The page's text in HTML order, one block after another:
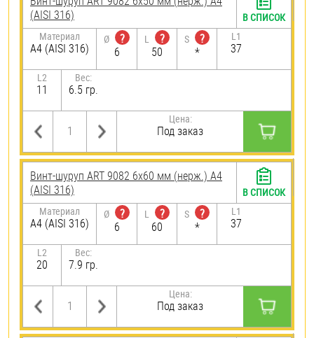
(AISI 316)
Материал
A4 (AISI 316)
Ø
?
6
L
?
50
S
?
*
L1
37
L2
11
Вес:
6.5 гр.
Цена:
Под заказ
В СПИСОК
Винт-шуруп ART 9082 6х60 мм (нерж.) A4
(AISI 316)
Материал
A4 (AISI 316)
Ø
?
6
L
?
60
S
?
*
L1
37
L2
20
Вес:
7.9 гр.
Цена:
Под заказ
В СПИСОК